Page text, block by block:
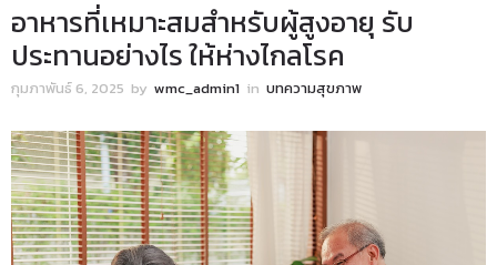
อาหารที่เหมาะสมสำหรับผู้สูงอายุ รับ
ประทานอย่างไร ให้ห่างไกลโรค
กุมภาพันธ์ 6, 2025 by wmc_admin1 in บทความสุขภาพ